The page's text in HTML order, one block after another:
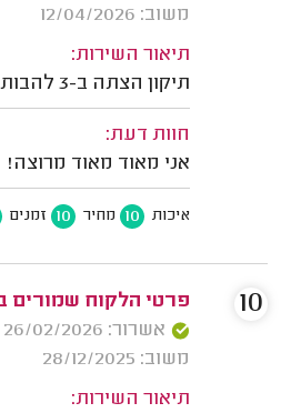
משוב: 12/04/2026
תיאור השירות:
תיקון הצתה ב-3 להבות.
חוות דעת:
אני מאוד מאוד מרוצה!
איכות 10 מחיר 10 זמנים
פרטי הלקוח שמורים
אשרור: 26/02/2026
משוב: 28/12/2025
תיאור השירות:
10